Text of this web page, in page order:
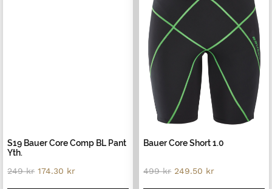
S19 Bauer Core Comp BL Pant
Yth.
249kr Original
174.30 krCurrent
Bauer Core Short 1.0
499kr Original
249.50 krCurrent